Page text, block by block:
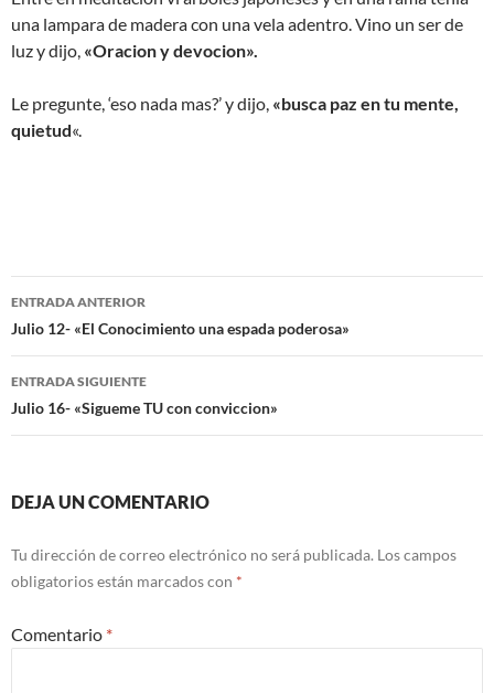
una lampara de madera con una vela adentro. Vino un ser de
luz y dijo, «Oracion y devocion».
Le pregunte, ‘eso nada mas?’ y dijo, «busca paz en tu mente,
quietud«.
Navegación
de
entradas
ENTRADA ANTERIOR
Julio 12- «El Conocimiento una espada poderosa»
ENTRADA SIGUIENTE
Julio 16- «Sigueme TU con conviccion»
DEJA UN COMENTARIO
Tu dirección de correo electrónico no será publicada. Los campos
obligatorios están marcados con *
Comentario *